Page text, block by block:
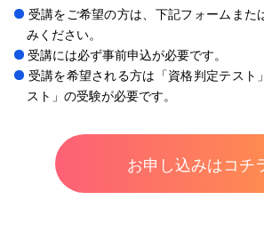
受講をご希望の方は、下記フォームまた
みください。
受講には必ず事前申込が必要です。
受講を希望される方は「資格判定テスト
スト」の受験が必要です。
お申し込みはコチ